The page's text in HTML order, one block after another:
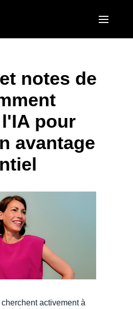
United States (English)
Canada (English)
Canada (Français)
México (Español)
Brasil (Português)
EUROPE
United Kingdom (English)
France (Français)
Deutschland (Deutsch)
Italia (Italiano)
Sweden (English)
Denmark (English)
Finland (English)
Belgium (English)
ASIA PACIFIC
Australia (English)
Singapore (English)
notes de
pour
avantage
activement à